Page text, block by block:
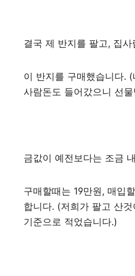
결국 제 반지를 팔고, 집
이 반지를 구매했습니다.
사람돈도 들어갔으니 선
금값이 예전보다는 조금
구매할때는 19만원, 매입
합니다. (저희가 팔고 산
기준으로 적었습니다.)